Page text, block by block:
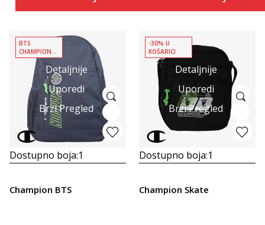
Detaljnije
Uporedi
Brzi Pregled
BTS
CHAMPION
PAKET
Dostupno boja:1
Champion BTS
Detaljnije
Uporedi
Brzi Pregled
-30% U
KOŠARICI
Dostupno boja:1
Champion Skate